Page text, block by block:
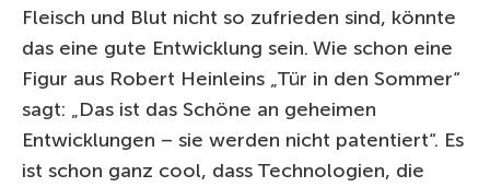
Fleisch und Blut nicht so zufrieden sind, könnte
das eine gute Entwicklung sein. Wie schon eine
Figur aus Robert Heinleins „Tür in den Sommer“
sagt: „Das ist das Schöne an geheimen
Entwicklungen – sie werden nicht patentiert“. Es
ist schon ganz cool, dass Technologien, die